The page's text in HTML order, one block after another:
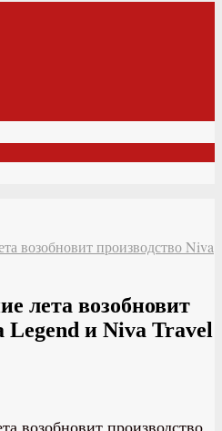
возобновит производство Niva
лета возобновит
Legend и Niva Travel